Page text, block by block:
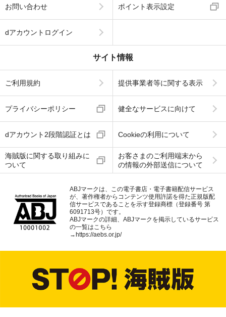
お問い合わせ ポイント表示設定
dアカウントログイン
サイト情報
ご利用規約 提供事業者等に関する表示
プライバシーポリシー 健全なサービスに向けて
dアカウント2段階認証とは Cookieの利用について
海賊版に関する取り組みに
ついて
お客さまのご利用端末から
の情報の外部送信について
ABJマークは、この電子書店・電子書籍配信サービス
が、著作権者からコンテンツ使用許諾を得た正規版配
信サービスであることを示す登録商標（登録番号 第
6091713号）です。
ABJマークの詳細、ABJマークを掲示しているサービス
の一覧はこちら
→ https://aebs.or.jp/